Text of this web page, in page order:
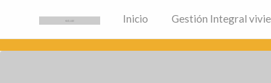
Inmobiliaria
Fincas Soria la Agencia Inmobiliaria de Alicante 🏙
Inicio Gestión Integral